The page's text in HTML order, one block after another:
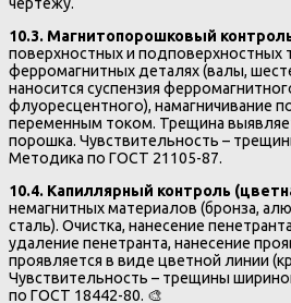
10.3. Магнитопорошковый
поверхностных и подповерхностных
ферромагнитных деталях (валы,
наносится суспензия
флуоресцентного), намагничивание
переменным током. Трещина
порошка. Чувствительность –
Методика по ГОСТ 21105-87.
10.4. Капиллярный контроль
немагнитных материалов (бронза,
сталь). Очистка, нанесение
удаление пенетранта, нанесение
проявляется в виде цветной линии
Чувствительность – трещины
по ГОСТ 18442-80. 🎨